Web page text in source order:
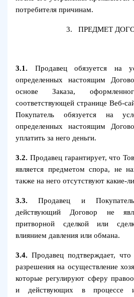
потребителя причинам.
3. ПРЕДМЕТ
3.1. Продавец обязуется на
определенных настоящим
основе Заказа,
соответствующей странице Веб-
Покупатель обязуется на
определенных настоящим
уплатить за него деньги.
3.2. Продавец гарантирует, что
является предметом спора, не
также на него отсутствуют какие-
3.3.Продавец и
действующий Договор не
притворной сделкой или
влиянием давления или обмана.
3.4. Продавец подтверждает,
разрешения на осуществление
которые регулируют сферу
и действующих в процессе